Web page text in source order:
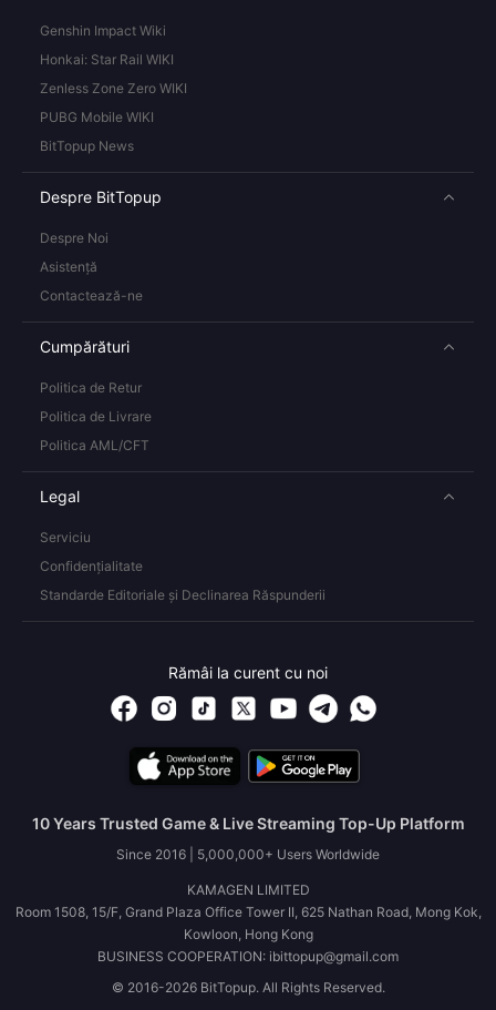
Genshin Impact Wiki
Honkai: Star Rail WIKI
Zenless Zone Zero WIKI
PUBG Mobile WIKI
BitTopup News
Despre BitTopup
Despre Noi
Asistență
Contactează-ne
Cumpărături
Politica de Retur
Politica de Livrare
Politica AML/CFT
Legal
Serviciu
Confidențialitate
Standarde Editoriale și Declinarea Răspunderii
Rămâi la curent cu noi
10 Years Trusted Game & Live Streaming Top-Up Platform
Since 2016 | 5,000,000+ Users Worldwide
KAMAGEN LIMITED
Room 1508, 15/F, Grand Plaza Office Tower II, 625 Nathan Road, Mong Kok,
Kowloon, Hong Kong
BUSINESS COOPERATION: ibittopup@gmail.com
© 2016-2026 BitTopup. All Rights Reserved.